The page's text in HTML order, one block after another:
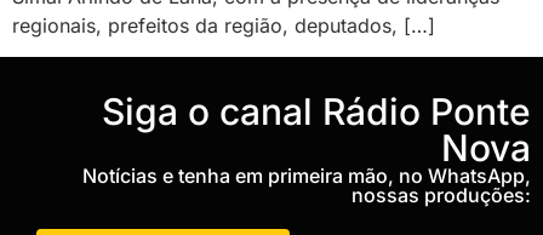
regionais, prefeitos da região, deputados, […]
‎Siga o canal Rádio Ponte
Nova
Notícias e tenha em primeira mão, no WhatsApp,
nossas produções: